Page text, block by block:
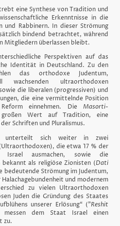
eine Synthese von Tradition und
Erkenntnisse in die
und Rabbinern. In dieser Strömung
bindend betrachtet, während
Mitgliedern überlassen bleibt.
Perspektiven auf das
Identität in Deutschland. Zu den
das orthodoxe Judentum,
wachsenden ultraorthodoxen
die liberalen (progressiven) und
die eine vermittelnde Position
einnehmen. Die Masorti-
großen Wert auf Tradition, eine
Schriften und Pluralismus.
unterteilt sich weiter in zwei
die etwa 17 % der
Israel ausmachen, sowie die
bekannt als religiöse Zionisten (Dati
Strömung im Judentum,
und modernem
zu vielen Ultraorthodoxen
Juden die Gründung des Staates
unserer Erlösung“ ("Reshit
dem Staat Israel einen
zu.